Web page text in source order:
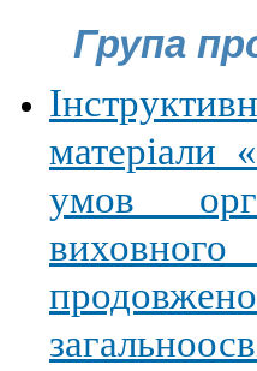
Група
матеріали
умов